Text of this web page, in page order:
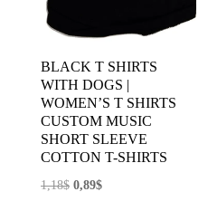
BLACK T SHIRTS
WITH DOGS |
WOMEN’S T SHIRTS
CUSTOM MUSIC
SHORT SLEEVE
COTTON T-SHIRTS
1,18$ El
0,89$El